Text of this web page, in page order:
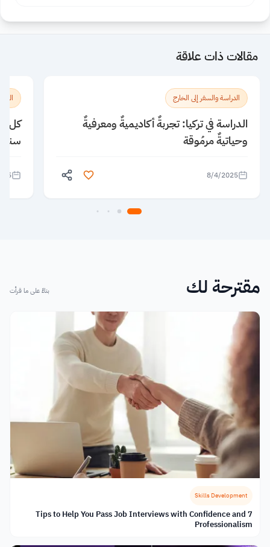
مقالات ذات علاقة
الدراسة والسفر إلى الخارج
الدراسة في تركيا: تجربةٌ أكاديميةٌ ومعرفيةٌ
وحياتيةٌ مرمُوقة
8/4/2025
كل
مقترحة لك بناءً على ما قرأت
Skills Development
7 Tips to Help You Pass Job Interviews with Confidence and
Professionalism